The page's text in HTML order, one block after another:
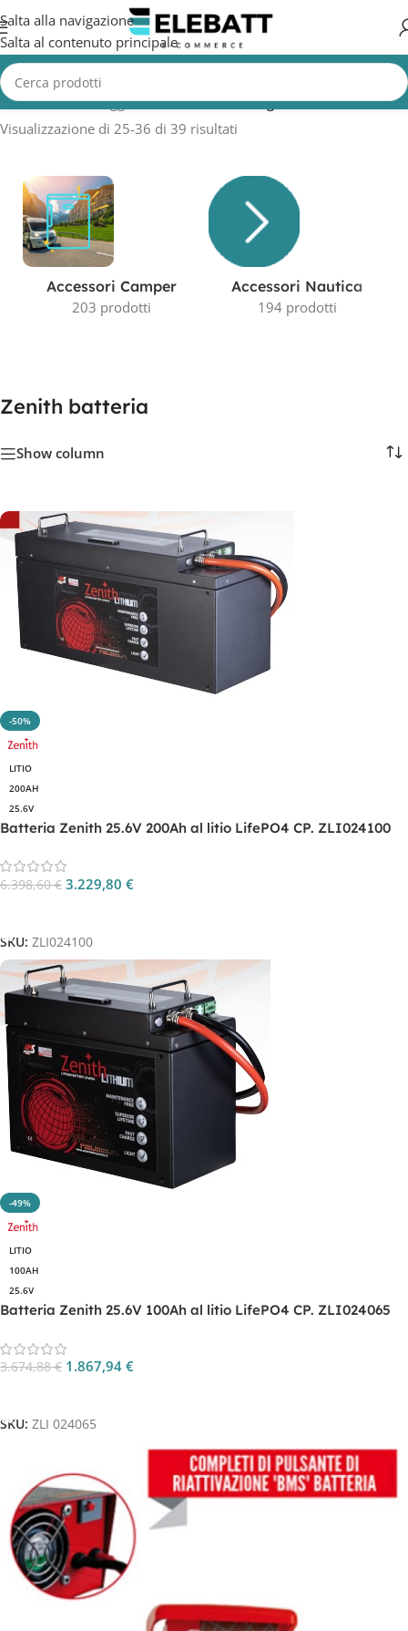
Salta alla navigazione
Salta al contenuto principale
Home/Prodotti taggati “Zenith batteria”/Pagina 3
Visualizzazione di 25-36 di 39 risultati
Accessori Camper
203 prodotti
Accessori Nautica
194 prodotti
Zenith batteria
Show column
-50%
LITIO
200AH
25.6V
Batteria Zenith 25.6V 200Ah al litio LifePO4 CP. ZLI024100
6.398,60€ 3.229,80 €
SKU: ZLI024100
-49%
LITIO
100AH
25.6V
Batteria Zenith 25.6V 100Ah al litio LifePO4 CP. ZLI024065
3.674,88€ 1.867,94 €
SKU: ZLI 024065